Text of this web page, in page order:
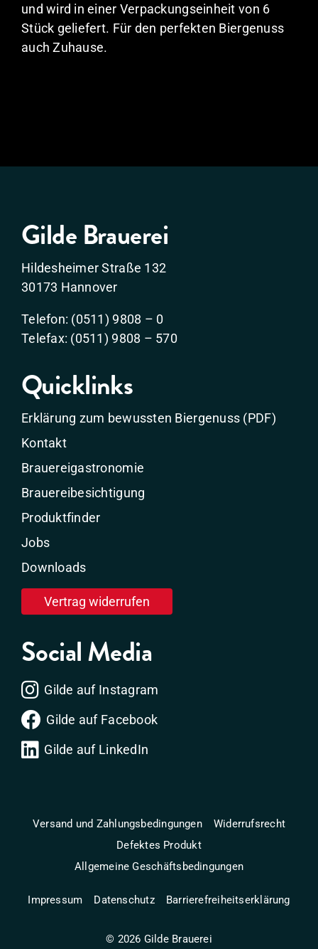
und wird in einer Verpackungseinheit von 6
Stück geliefert. Für den perfekten Biergenuss
auch Zuhause.
Gilde Brauerei
Hildesheimer Straße 132
30173 Hannover
Telefon: (0511) 9808 – 0
Telefax: (0511) 9808 – 570
Quicklinks
Erklärung zum bewussten Biergenuss (PDF)
Kontakt
Brauereigastronomie
Brauereibesichtigung
Produktfinder
Jobs
Downloads
Vertrag widerrufen
Social Media
Gilde auf Instagram
Gilde auf Facebook
Gilde auf LinkedIn
Versand und Zahlungsbedingungen
Widerrufsrecht
Defektes Produkt
Allgemeine Geschäftsbedingungen
Impressum Datenschutz Barrierefreiheitserklärung
© 2026 Gilde Brauerei